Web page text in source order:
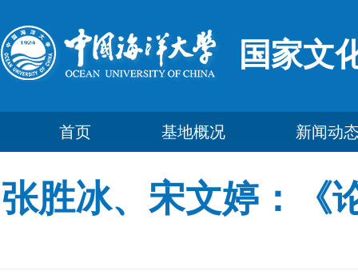
国家文
首页 基地概况 新闻动
张胜冰、宋文婷：《